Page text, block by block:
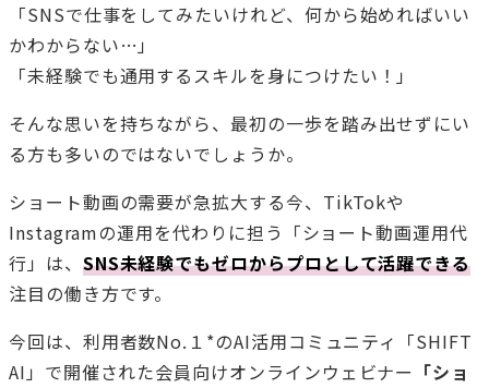
「SNSで仕事をしてみたいけれど、何から始めればいい
かわからない…」
「未経験でも通用するスキルを身につけたい！」
そんな思いを持ちながら、最初の一歩を踏み出せずにい
る方も多いのではないでしょうか。
ショート動画の需要が急拡大する今、TikTokや
Instagramの運用を代わりに担う「ショート動画運用代
行」は、 SNS未経験でもゼロからプロとして活躍できる
注目の働き方です。
今回は、利用者数No.１*のAI活用コミュニティ「SHIFT
AI」で開催された会員向けオンラインウェビナー 「ショ